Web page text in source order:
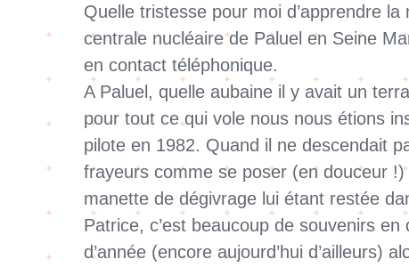
Quelle tristesse pour moi d’apprendre
centrale nucléaire de Paluel en Seine
en contact téléphonique.
A Paluel, quelle aubaine il y avait un
pour tout ce qui vole nous nous étions
pilote en 1982. Quand il ne descendait
frayeurs comme se poser (en douceur
manette de dégivrage lui étant restée
Patrice, c’est beaucoup de souvenirs
d’année (encore aujourd’hui d’ailleurs)